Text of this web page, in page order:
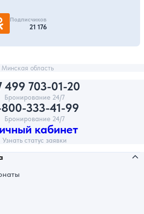
Подписчиков
21 176
Минская область
499 703-01-20
Бронирование 24/7
333-41-99
Бронирование 24/7
кабинет
Узнать статус заявки